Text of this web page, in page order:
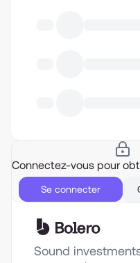
Connectez-vous pour
Se connecter
Sound